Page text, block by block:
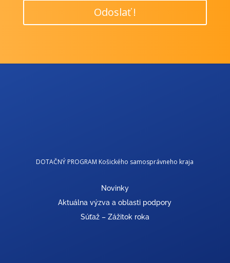
Odoslať !
DOTAČNÝ PROGRAM Košického samosprávneho kraja
Novinky
Aktuálna výzva a oblasti podpory
Súťaž – Zážitok roka